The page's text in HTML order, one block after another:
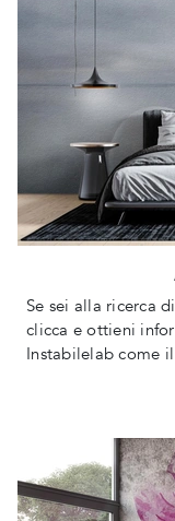
Se sei alla ricerca
clicca e ottieni
Instabilelab come